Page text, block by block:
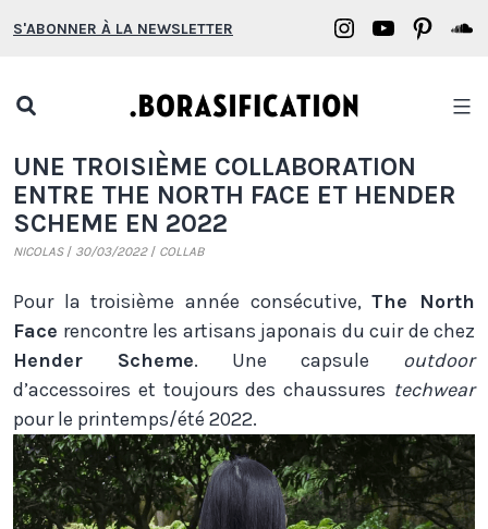
au
S'ABONNER À LA NEWSLETTER
Borasification
popup
Borasification
UNE TROISIÈME COLLABORATION
ENTRE THE NORTH FACE ET HENDER
SCHEME EN 2022
NICOLAS 30/03/2022 COLLAB
Pour la troisième année consécutive,The North
Face rencontre les artisans japonais du cuir de chez
Hender Scheme. Une capsule outdoor
d’accessoires et toujours des chaussures techwear
pour le printemps/été 2022.